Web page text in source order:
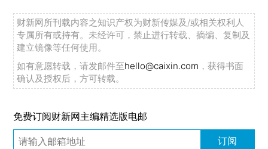
财新网所刊载内容之知识产权为财新传媒及/或相关权利人
专属所有或持有。未经许可，禁止进行转载、摘编、复制及
建立镜像等任何使用。
如有意愿转载，请发邮件至hello@caixin.com ，获得书面
确认及授权后，方可转载。
免费订阅财新网主编精选版电邮
订阅